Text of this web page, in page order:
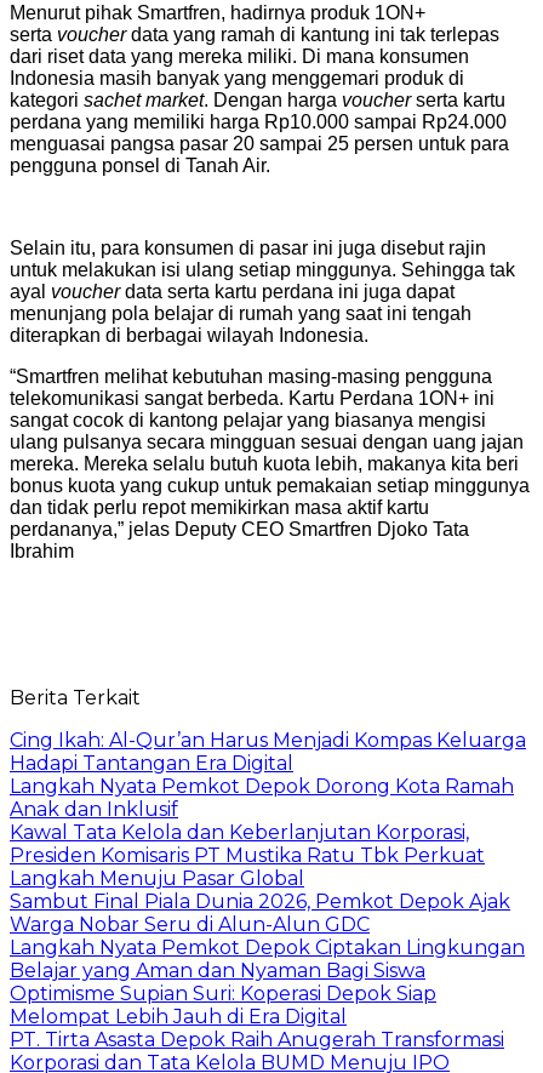
Menurut pihak Smartfren, hadirnya produk 1ON+
serta voucherdata yang ramah di kantung ini tak terlepas
dari riset data yang mereka miliki. Di mana konsumen
Indonesia masih banyak yang menggemari produk di
kategori sachet market. Dengan harga voucherserta kartu
perdana yang memiliki harga Rp10.000 sampai Rp24.000
menguasai pangsa pasar 20 sampai 25 persen untuk para
pengguna ponsel di Tanah Air.
Selain itu, para konsumen di pasar ini juga disebut rajin
untuk melakukan isi ulang setiap minggunya. Sehingga tak
ayal voucherdata serta kartu perdana ini juga dapat
menunjang pola belajar di rumah yang saat ini tengah
diterapkan di berbagai wilayah Indonesia.
“Smartfren melihat kebutuhan masing-masing pengguna
telekomunikasi sangat berbeda. Kartu Perdana 1ON+ ini
sangat cocok di kantong pelajar yang biasanya mengisi
ulang pulsanya secara mingguan sesuai dengan uang jajan
mereka. Mereka selalu butuh kuota lebih, makanya kita beri
bonus kuota yang cukup untuk pemakaian setiap minggunya
dan tidak perlu repot memikirkan masa aktif kartu
perdananya,” jelas Deputy CEO Smartfren Djoko Tata
Ibrahim
Berita Terkait
Cing Ikah: Al-Qur’an Harus Menjadi Kompas Keluarga
Hadapi Tantangan Era Digital
Langkah Nyata Pemkot Depok Dorong Kota Ramah
Anak dan Inklusif
Kawal Tata Kelola dan Keberlanjutan Korporasi,
Presiden Komisaris PT Mustika Ratu Tbk Perkuat
Langkah Menuju Pasar Global
Sambut Final Piala Dunia 2026, Pemkot Depok Ajak
Warga Nobar Seru di Alun-Alun GDC
Langkah Nyata Pemkot Depok Ciptakan Lingkungan
Belajar yang Aman dan Nyaman Bagi Siswa
Optimisme Supian Suri: Koperasi Depok Siap
Melompat Lebih Jauh di Era Digital
PT. Tirta Asasta Depok Raih Anugerah Transformasi
Korporasi dan Tata Kelola BUMD Menuju IPO